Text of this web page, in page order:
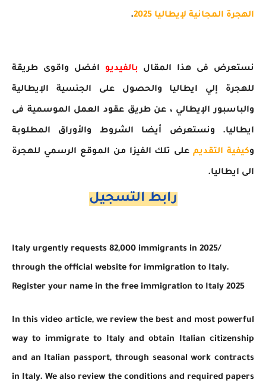
الهجرة المجانية لإيطاليا 2025 .
نستعرض فى هذا المقال بالفيديو افضل واقوى طريقة
للهجرة إلي ايطاليا والحصول على الجنسية الإيطالية
والباسبور الإيطالي ، عن طريق عقود العمل الموسمية فى
ايطاليا. ونستعرض أيضا الشروط والأوراق المطلوبة
وكيفية التقديمعلى تلك الفيزا من الموقع الرسمي للهجرة
الى ايطاليا.
رابط التسجيل
Italy urgently requests 82,000 immigrants in 2025/
through the official website for immigration to Italy.
Register your name in the free immigration to Italy 2025
In this video article, we review the best and most powerful
way to immigrate to Italy and obtain Italian citizenship
and an Italian passport, through seasonal work contracts
in Italy. We also review the conditions and required papers